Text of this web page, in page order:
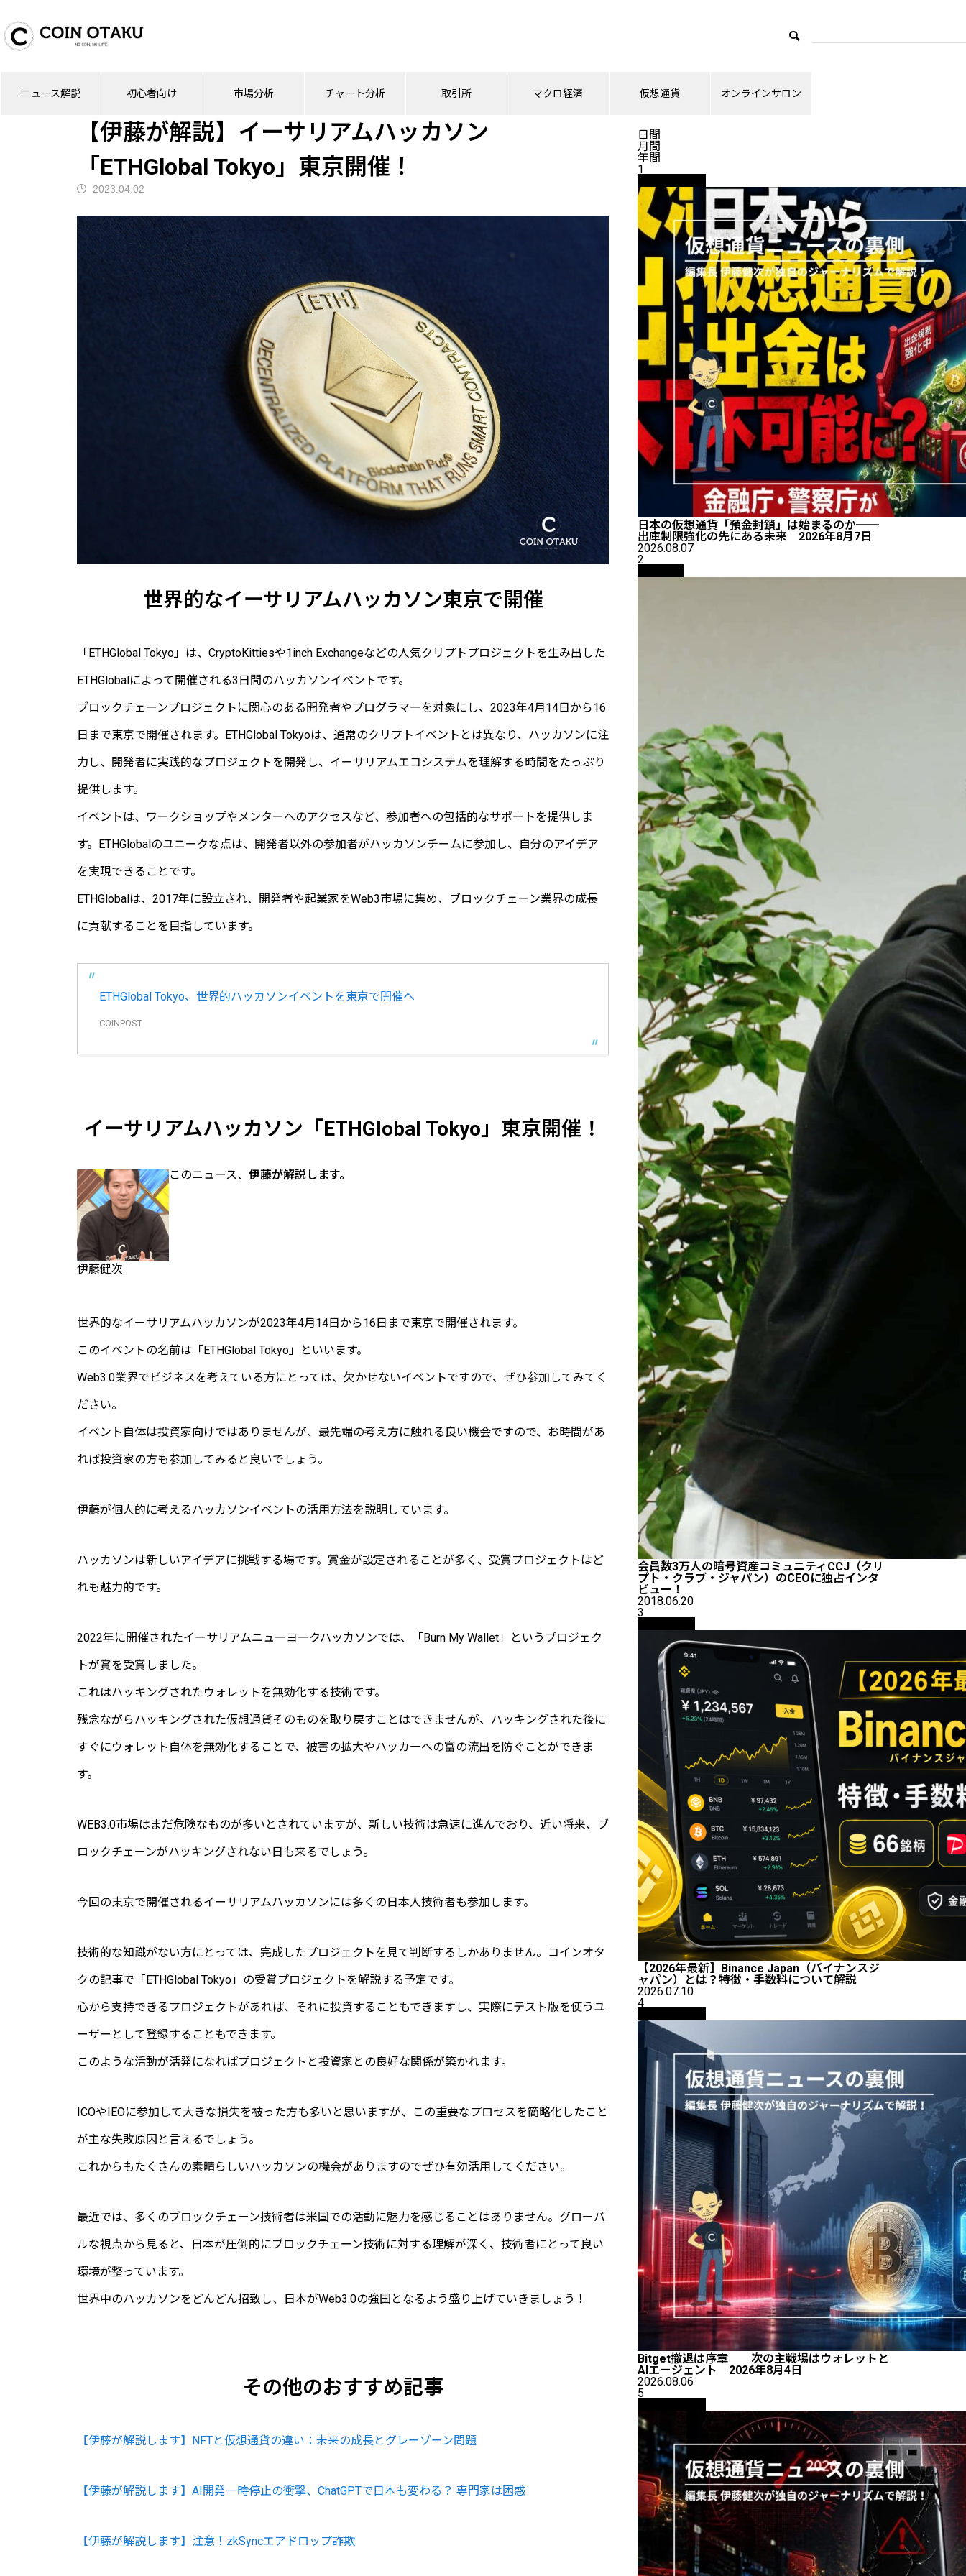
ニュース解説 初心者向け 市場分析 チャート分析 取引所 マクロ経済 仮想通貨 オンラインサロン
ニュース解説
【伊藤が解説】イーサリアムハッカソン
「ETHGlobal Tokyo」東京開催！
2023.04.02
世界的なイーサリアムハッカソン東京で開催
「ETHGlobal Tokyo」は、CryptoKittiesや1inch Exchangeなどの人気クリプトプロジェクトを生み出した
ETHGlobalによって開催される3日間のハッカソンイベントです。
ブロックチェーンプロジェクトに関心のある開発者やプログラマーを対象にし、2023年4月14日から16
日まで東京で開催されます。ETHGlobal Tokyoは、通常のクリプトイベントとは異なり、ハッカソンに注
力し、開発者に実践的なプロジェクトを開発し、イーサリアムエコシステムを理解する時間をたっぷり
提供します。
イベントは、ワークショップやメンターへのアクセスなど、参加者への包括的なサポートを提供しま
す。ETHGlobalのユニークな点は、開発者以外の参加者がハッカソンチームに参加し、自分のアイデア
を実現できることです。
ETHGlobalは、2017年に設立され、開発者や起業家をWeb3市場に集め、ブロックチェーン業界の成長
に貢献することを目指しています。
ETHGlobal Tokyo、世界的ハッカソンイベントを東京で開催へ
COINPOST
イーサリアムハッカソン「ETHGlobal Tokyo」東京開催！
伊藤健次
このニュース、 伊藤が解説します。
世界的なイーサリアムハッカソンが2023年4月14日から16日まで東京で開催されます。
このイベントの名前は「ETHGlobal Tokyo」といいます。
Web3.0業界でビジネスを考えている方にとっては、欠かせないイベントですので、ぜひ参加してみてく
ださい。
イベント自体は投資家向けではありませんが、最先端の考え方に触れる良い機会ですので、お時間があ
れば投資家の方も参加してみると良いでしょう。
伊藤が個人的に考えるハッカソンイベントの活用方法を説明しています。
ハッカソンは新しいアイデアに挑戦する場です。賞金が設定されることが多く、受賞プロジェクトはど
れも魅力的です。
2022年に開催されたイーサリアムニューヨークハッカソンでは、「Burn My Wallet」というプロジェク
トが賞を受賞しました。
これはハッキングされたウォレットを無効化する技術です。
残念ながらハッキングされた仮想通貨そのものを取り戻すことはできませんが、ハッキングされた後に
すぐにウォレット自体を無効化することで、被害の拡大やハッカーへの富の流出を防ぐことができま
す。
WEB3.0市場はまだ危険なものが多いとされていますが、新しい技術は急速に進んでおり、近い将来、ブ
ロックチェーンがハッキングされない日も来るでしょう。
今回の東京で開催されるイーサリアムハッカソンには多くの日本人技術者も参加します。
技術的な知識がない方にとっては、完成したプロジェクトを見て判断するしかありません。コインオタ
クの記事で「ETHGlobal Tokyo」の受賞プロジェクトを解説する予定です。
心から支持できるプロジェクトがあれば、それに投資することもできますし、実際にテスト版を使うユ
ーザーとして登録することもできます。
このような活動が活発になればプロジェクトと投資家との良好な関係が築かれます。
ICOやIEOに参加して大きな損失を被った方も多いと思いますが、この重要なプロセスを簡略化したこと
が主な失敗原因と言えるでしょう。
これからもたくさんの素晴らしいハッカソンの機会がありますのでぜひ有効活用してください。
最近では、多くのブロックチェーン技術者は米国での活動に魅力を感じることはありません。グローバ
ルな視点から見ると、日本が圧倒的にブロックチェーン技術に対する理解が深く、技術者にとって良い
環境が整っています。
世界中のハッカソンをどんどん招致し、日本がWeb3.0の強国となるよう盛り上げていきましょう！
その他のおすすめ記事
【伊藤が解説します】NFTと仮想通貨の違い：未来の成長とグレーゾーン問題
【伊藤が解説します】AI開発一時停止の衝撃、ChatGPTで日本も変わる？ 専門家は困惑
【伊藤が解説します】注意！zkSyncエアドロップ詐欺
ランキング
日間
月間
年間
1
日本の仮想通貨「預金封鎖」は始まるのか──
出庫制限強化の先にある未来 2026年8月7日
2026.08.07
2
会員数3万人の暗号資産コミュニティCCJ（クリ
プト・クラブ・ジャパン）のCEOに独占インタ
ビュー！
2018.06.20
3
【2026年最新】Binance Japan（バイナンスジ
ャパン）とは？特徴・手数料について解説
2026.07.10
4
Bitget撤退は序章──次の主戦場はウォレットと
AIエージェント 2026年8月4日
2026.08.06
5